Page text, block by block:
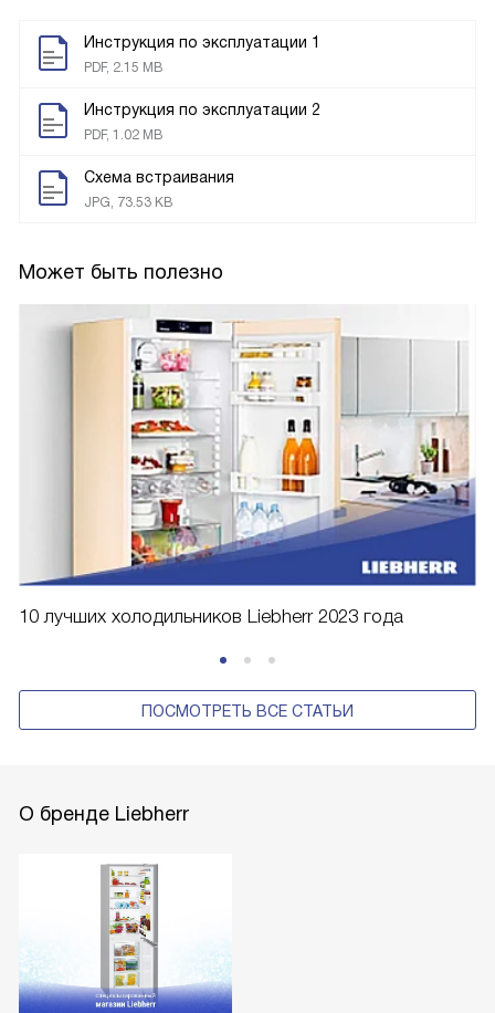
Инструкция по эксплуатации 1
PDF, 2.15 MB
Инструкция по эксплуатации 2
PDF, 1.02 MB
Схема встраивания
JPG, 73.53 KB
Может быть полезно
10 лучших холодильников Liebherr 2023 года
ПОСМОТРЕТЬ ВСЕ СТАТЬИ
О бренде Liebherr